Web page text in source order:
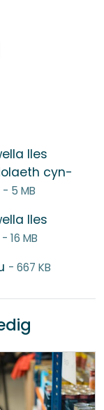
lles
cyn-
- 5 MB
lles
- 16 MB
- 667 KB